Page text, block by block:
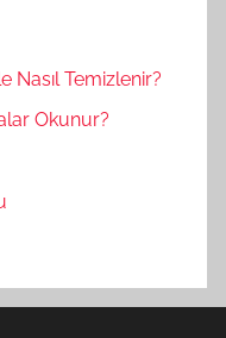
Nasıl Temizlenir?
Okunur?